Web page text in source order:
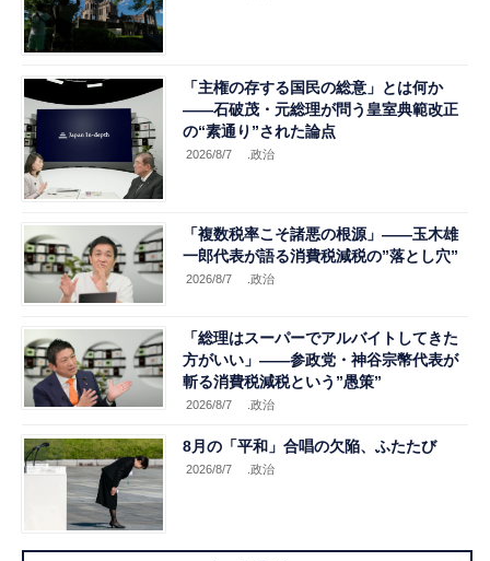
「主権の存する国民の総意」とは何か
――石破茂・元総理が問う皇室典範改正
の“素通り”された論点
2026/8/7 .政治
「複数税率こそ諸悪の根源」――玉木雄
一郎代表が語る消費税減税の”落とし穴”
2026/8/7 .政治
「総理はスーパーでアルバイトしてきた
方がいい」――参政党・神谷宗幣代表が
斬る消費税減税という”愚策”
2026/8/7 .政治
8月の「平和」合唱の欠陥、ふたたび
2026/8/7 .政治